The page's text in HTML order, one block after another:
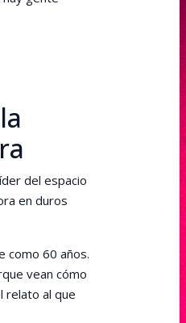
del espacio
en duros
como 60 años.
vean cómo
relato al que